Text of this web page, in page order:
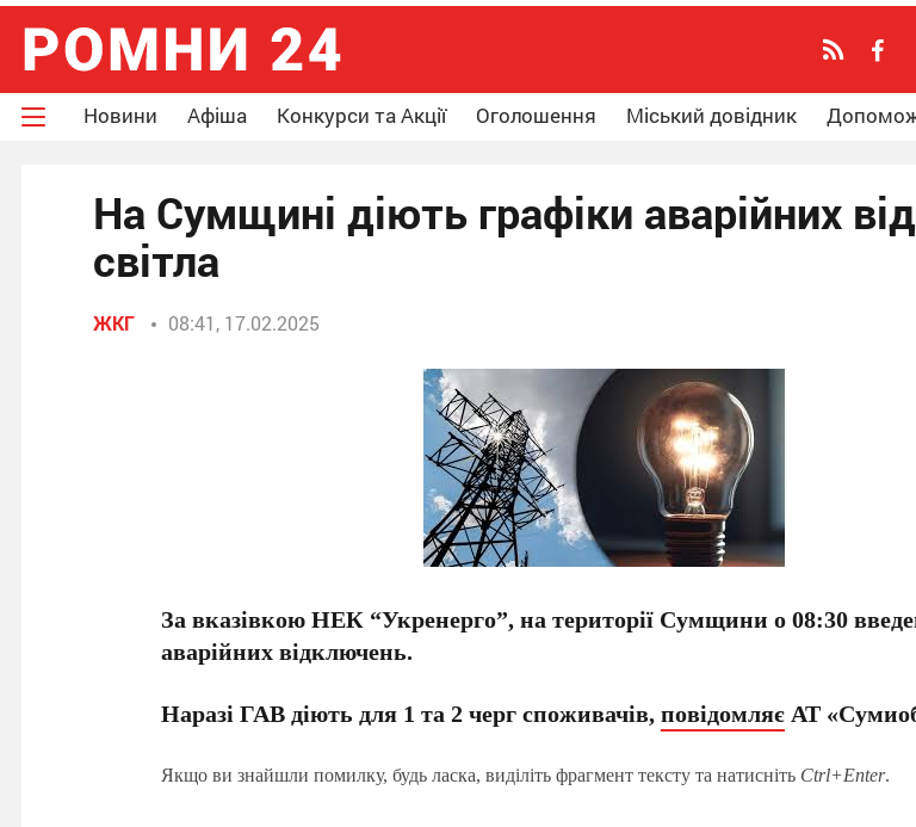
Новини Афіша Конкурси та Акції Оголошення Міський довідник
На Сумщині діють графіки аварійних
світла
ЖКГ 08:41, 17.02.2025
За вказівкою НЕК “Укренерго”, на території Сумщини о 08:30
аварійних відключень.
Наразі ГАВ діють для 1 та 2 черг споживачів,повідомляєАТ
Якщо ви знайшли помилку, будь ласка, виділіть фрагмент тексту та натисніть Ctrl+Enter.